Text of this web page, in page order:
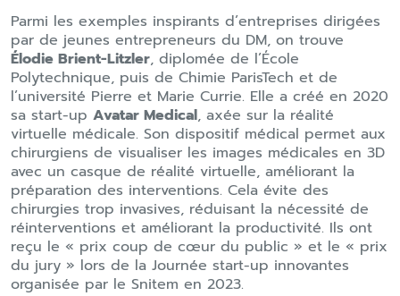
Parmi les exemples inspirants d’entreprises dirigées
par de jeunes entrepreneurs du DM, on trouve
Élodie Brient-Litzler, diplomée de l’École
Polytechnique, puis de Chimie ParisTech et de
l’université Pierre et Marie Currie. Elle a créé en 2020
sa start-up Avatar Medical, axée sur la réalité
virtuelle médicale. Son dispositif médical permet aux
chirurgiens de visualiser les images médicales en 3D
avec un casque de réalité virtuelle, améliorant la
préparation des interventions. Cela évite des
chirurgies trop invasives, réduisant la nécessité de
réinterventions et améliorant la productivité. Ils ont
reçu le « prix coup de cœur du public » et le « prix
du jury » lors de la Journée start-up innovantes
organisée par le Snitem en 2023.